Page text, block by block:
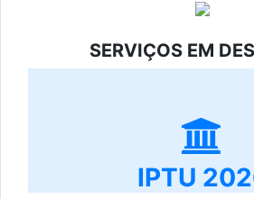
SERVIÇOS EM
IPTU